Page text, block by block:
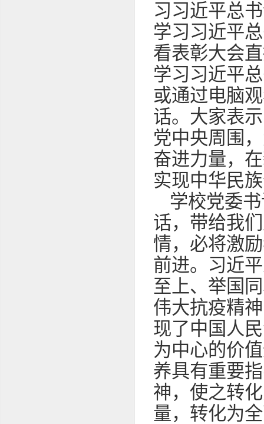
习习近平总
学习习近平
看表彰大会
学习习近平
或通过电脑
话。大家表
党中央周围
奋进力量，
实现中华民
学校党委
话，带给我
情，必将激
前进。习近
至上、举国
伟大抗疫精
现了中国人
为中心的价
养具有重要
神，使之转
量，转化为